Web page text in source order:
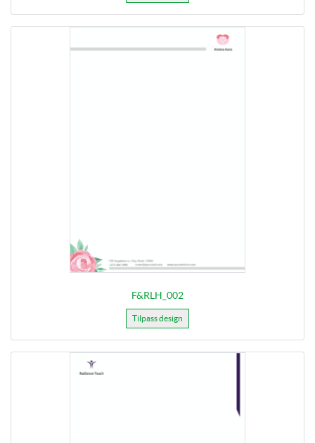
F&RLH_002
Tilpass design